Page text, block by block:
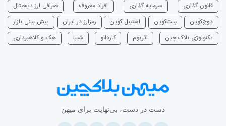
قانون گذاری سرمایه‌ گذاری افراد معروف
صرافی ارز دیجیتال
دوج‌کوین
بیت‌کوین استیبل کوین رمزارز در ایران
پیش بینی بازار
تکنولوژی بلاک چین
اتریوم ‌کاردانو شیبا هک و کلاهبرداری
دست در دست، بی‌نهایت برای میهن